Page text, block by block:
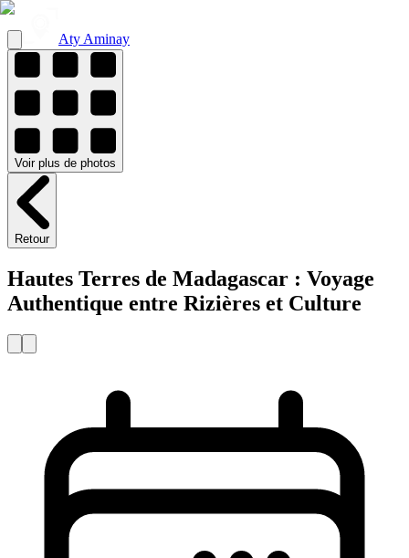
Aty Aminay
Voir plus de photos
Retour
Hautes Terres de Madagascar : Voyage
Authentique entre Rizières et Culture